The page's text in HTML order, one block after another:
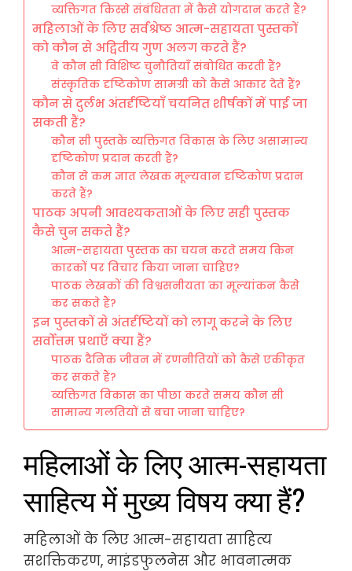
व्यक्तिगत किस्से संबंधितता में कैसे योगदान करते हैं?
महिलाओं के लिए सर्वश्रेष्ठ आत्म-सहायता पुस्तकों
को कौन से अद्वितीय गुण अलग करते हैं?
वे कौन सी विशिष्ट चुनौतियाँ संबोधित करती हैं?
संस्कृतिक दृष्टिकोण सामग्री को कैसे आकार देते हैं?
कौन से दुर्लभ अंतर्दृष्टियाँ चयनित शीर्षकों में पाई जा
सकती हैं?
कौन सी पुस्तकें व्यक्तिगत विकास के लिए असामान्य
दृष्टिकोण प्रदान करती हैं?
कौन से कम ज्ञात लेखक मूल्यवान दृष्टिकोण प्रदान
करते हैं?
पाठक अपनी आवश्यकताओं के लिए सही पुस्तक
कैसे चुन सकते हैं?
आत्म-सहायता पुस्तक का चयन करते समय किन
कारकों पर विचार किया जाना चाहिए?
पाठक लेखकों की विश्वसनीयता का मूल्यांकन कैसे
कर सकते हैं?
इन पुस्तकों से अंतर्दृष्टियों को लागू करने के लिए
सर्वोत्तम प्रथाएँ क्या हैं?
पाठक दैनिक जीवन में रणनीतियों को कैसे एकीकृत
कर सकते हैं?
व्यक्तिगत विकास का पीछा करते समय कौन सी
सामान्य गलतियों से बचा जाना चाहिए?
महिलाओं के लिए आत्म-सहायता
साहित्य में मुख्य विषय क्या हैं?
महिलाओं के लिए आत्म-सहायता साहित्य
सशक्तिकरण, माइंडफुलनेस और भावनात्मक